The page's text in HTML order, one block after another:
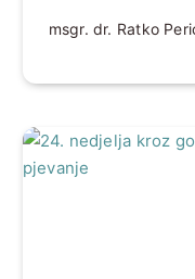
msgr. dr. Ratko